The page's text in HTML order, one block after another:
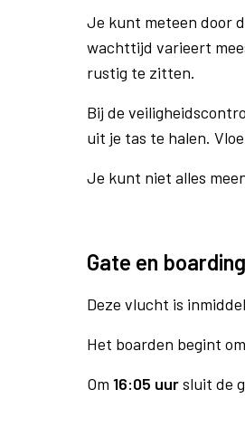
Je kunt meteen door
wachttijd varieert
rustig te zitten.
Bij de
uit je tas te halen.
Je kunt niet alles
Gate en boarding
Deze vlucht is
Het boarden begint om
Om 16:05 uursluit de